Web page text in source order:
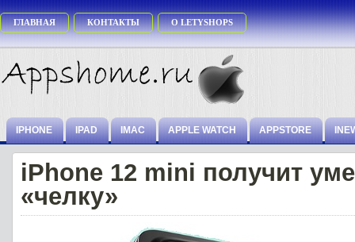
ГЛАВНАЯ КОНТАКТЫ О LETYSHOPS
IPHONE IPAD IMAC APPLE WATCH APPSTORE
iPhone 12 mini получит
«челку»